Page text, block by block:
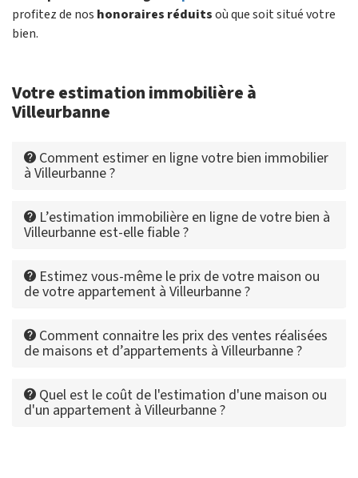
profitez de nos honoraires réduitsoù que soit situé votre
bien.
Votre estimation immobilière à
Villeurbanne
Comment estimer en ligne votre bien immobilier
à Villeurbanne ?
L’estimation immobilière en ligne de votre bien à
Villeurbanne est-elle fiable ?
Estimez vous-même le prix de votre maison ou
de votre appartement à Villeurbanne ?
Comment connaitre les prix des ventes réalisées
de maisons et d’appartements à Villeurbanne ?
Quel est le coût de l'estimation d'une maison ou
d'un appartement à Villeurbanne ?